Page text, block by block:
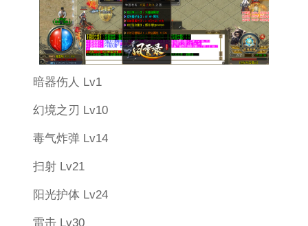
暗器伤人 Lv1
幻境之刃 Lv10
毒气炸弹 Lv14
扫射 Lv21
阳光护体 Lv24
雷击 Lv30